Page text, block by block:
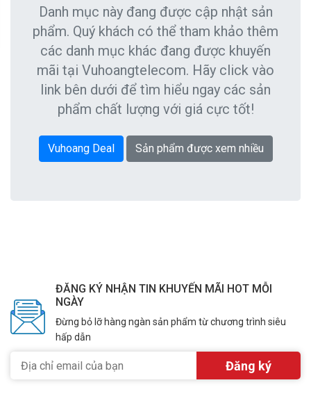
Danh mục này đang được cập nhật sản
phẩm. Quý khách có thể tham khảo thêm
các danh mục khác đang được khuyến
mãi tại Vuhoangtelecom. Hãy click vào
link bên dưới để tìm hiểu ngay các sản
phẩm chất lượng với giá cực tốt!
Vuhoang Deal Sản phẩm được xem nhiều
ĐĂNG KÝ NHẬN TIN KHUYẾN MÃI HOT MỖI
NGÀY
Đừng bỏ lỡ hàng ngàn sản phẩm từ chương trình siêu
hấp dẫn